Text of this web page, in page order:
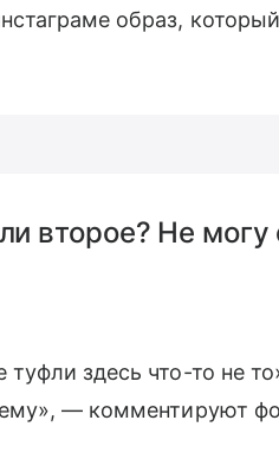
образ,
второе? Не
здесь что-то не
— комментируют